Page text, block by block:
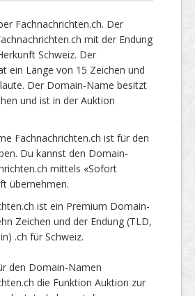
Fachnachrichten.ch. Der
mit der Endung
Schweiz. Der
ein Länge von 15 Zeichen und
Der Domain-Name besitzt
und ist in der Auktion
Fachnachrichten.ch ist für den
Du kannst den Domain-
mittels «Sofort
übernehmen.
ist ein Premium Domain-
Zeichen und der Endung (TLD,
.ch für Schweiz.
den Domain-Namen
die Funktion Auktion zur